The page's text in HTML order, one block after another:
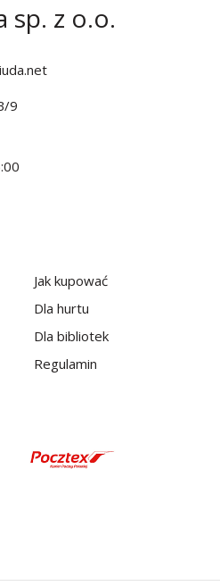
sp. z o.o.
9
Jak kupować
Dla hurtu
Dla bibliotek
Regulamin